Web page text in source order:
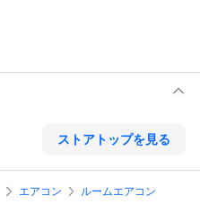
ストアトップを見る
エアコン ルームエアコン